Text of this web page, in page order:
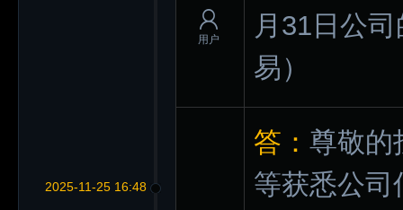
2025-11-25 16:48
用户
月31日公
易）
答： 尊敬的
等获悉公司